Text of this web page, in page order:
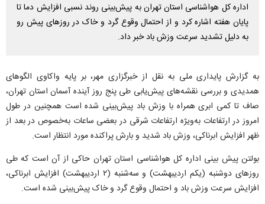
اداره کل هواشناسی استان تهران به پیش‌بینی روند نسبی افزایش دما تا
پایان هفته اشاره کرد و از احتمال وقوع گرد و خاک در روزهای پیش رو
به دلیل تشدید سرعت وزش باد خبر داد.
به گزارش پایداری ملی به نقل از خبرگزاری مهر، بر پایه واکاوی الگوهای
همدیدی و بررسی نقشه‌های پیش‌یابی طی پنج روز آینده آسمان استان تهران،
صاف تا کمی ابری همراه با وزش باد پیش‌بینی شده است همچنین در طول
امروز در ارتفاعات به‌ویژه ارتفاعات شرقی در بعضی ساعات به‌خصوص در بعد از
ظهر افزایش ابرناکی، وزش باد شدید و بارش پراکنده مورد انتظار است.
بولتن پیش بینی اداره کل هواشناسی استان تهران حاکی از آن است که طی
روزهای دوشنبه (یکم اردیبهشت‌) و سه‌شنبه (۲ اردیبهشت‌) افزایش ابرناکی،
افزایش سرعت وزش باد و احتمال وقوع گرد و خاک پیش‌بینی شده است.